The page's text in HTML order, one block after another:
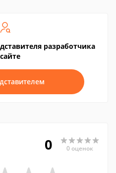
разработчика
0 0 оценок